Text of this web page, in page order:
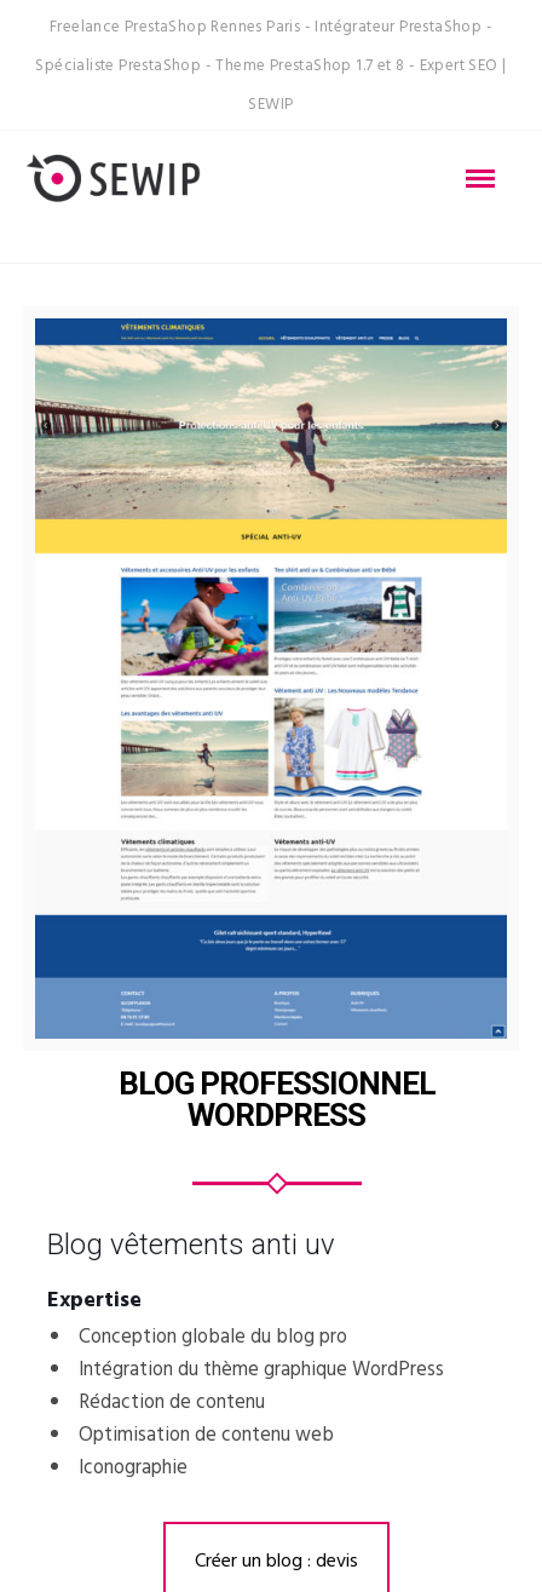
Freelance PrestaShop Rennes Paris - Intégrateur PrestaShop -
Spécialiste PrestaShop - Theme PrestaShop 1.7 et 8 - Expert SEO |
SEWIP
BLOG PROFESSIONNEL
WORDPRESS
Blog vêtements anti uv
Expertise
Conception globale du blog pro
Intégration du thème graphique WordPress
Rédaction de contenu
Optimisation de contenu web
Iconographie
Créer un blog : devis